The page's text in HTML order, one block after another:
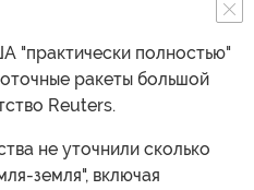
"практически полностью"
ракеты большой
Reuters.
не уточнили сколько
земля", включая